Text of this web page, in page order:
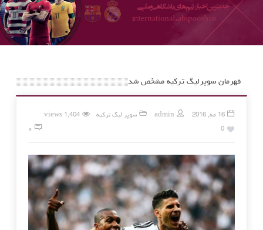
قهرمان سوپرلیگ ترکیه مشخص شد
16 مه, 2016 admin سوپر لیگ ترکیه
1,404 views
0
۰